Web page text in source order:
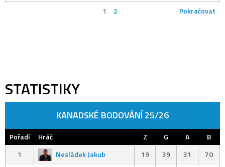
1 2 Pokračovat
STATISTIKY
KANADSKÉ BODOVÁNÍ 25/26
Pořadí Hráč Z G A
B
1
Nesládek Jakub 19 39 31
70